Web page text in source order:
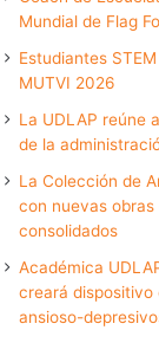
Mundial de Flag
Estudiantes
MUTVI 2026
La UDLAP reúne
de la
La Colección de
con nuevas
consolidados
Académica
creará dispositivo
ansioso-